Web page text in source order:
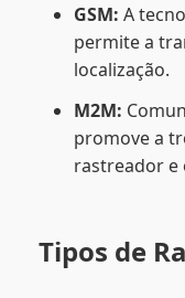
GSM: A
permite a
localização.
M2M:
promove a
rastreador e
Tipos de